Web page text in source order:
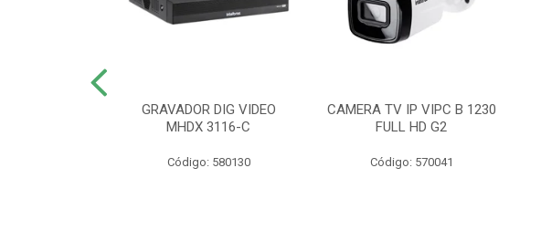
GRAVADOR DIG VIDEO
MHDX 3116-C
Código: 580130
CAMERA TV IP VIPC B 1230
FULL HD G2
Código: 570041